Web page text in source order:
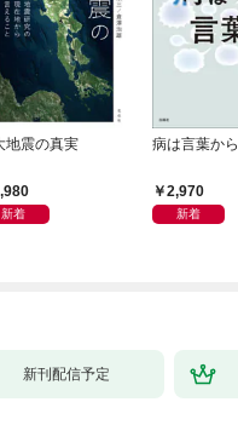
地震の真実
新着
病は言葉から
2,970
新着
新刊配信予定